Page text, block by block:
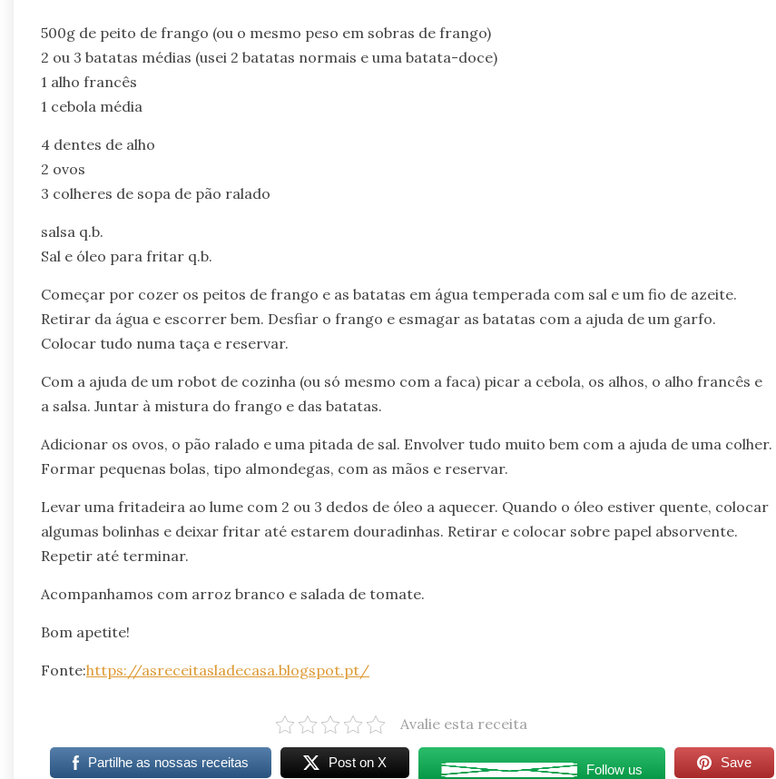
500g de peito de frango (ou o mesmo peso em sobras de frango)
2 ou 3 batatas médias (usei 2 batatas normais e uma batata-doce)
1 alho francês
1 cebola média
4 dentes de alho
2 ovos
3 colheres de sopa de pão ralado
salsa q.b.
Sal e óleo para fritar q.b.
Começar por cozer os peitos de frango e as batatas em água temperada com sal e um fio de azeite.
Retirar da água e escorrer bem. Desfiar o frango e esmagar as batatas com a ajuda de um garfo.
Colocar tudo numa taça e reservar.
Com a ajuda de um robot de cozinha (ou só mesmo com a faca) picar a cebola, os alhos, o alho francês e
a salsa. Juntar à mistura do frango e das batatas.
Adicionar os ovos, o pão ralado e uma pitada de sal. Envolver tudo muito bem com a ajuda de uma colher.
Formar pequenas bolas, tipo almondegas, com as mãos e reservar.
Levar uma fritadeira ao lume com 2 ou 3 dedos de óleo a aquecer. Quando o óleo estiver quente, colocar
algumas bolinhas e deixar fritar até estarem douradinhas. Retirar e colocar sobre papel absorvente.
Repetir até terminar.
Acompanhamos com arroz branco e salada de tomate.
Bom apetite!
Fonte:https://asreceitasladecasa.blogspot.pt/
Avalie esta receita
Partilhe as nossas receitas Post on X Follow us Save